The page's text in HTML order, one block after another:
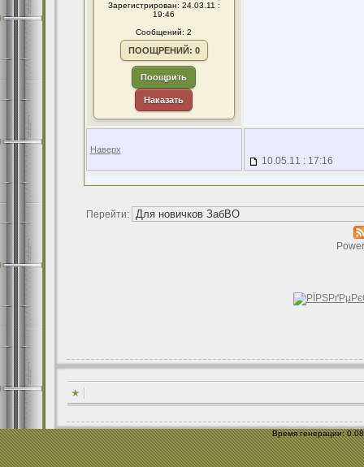
Зарегистрирован: 24.03.11 :
19:46
Сообщений: 2
ПООЩРЕНИЙ: 0
Поощрить
Наказать
Наверх
10.05.11 : 17:16
Перейти:
Время генерации: